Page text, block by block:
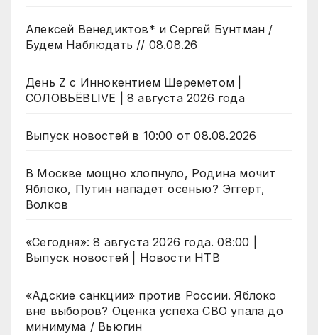
Алексей Венедиктов* и Сергей Бунтман /
Будем Наблюдать // 08.08.26
День Z с Иннокентием Шереметом |
СОЛОВЬЁВLIVE | 8 августа 2026 года
Выпуск новостей в 10:00 от 08.08.2026
В Москве мощно хлопнуло, Родина мочит
Яблоко, Путин нападет осенью? Эггерт,
Волков
«Сегодня»: 8 августа 2026 года. 08:00 |
Выпуск новостей | Новости НТВ
«Адские санкции» против России. Яблоко
вне выборов? Оценка успеха СВО упала до
минимума / Вьюгин